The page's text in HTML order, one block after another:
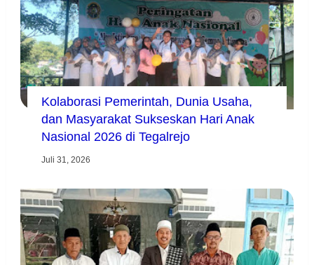
Kolaborasi Pemerintah, Dunia Usaha,
dan Masyarakat Sukseskan Hari Anak
Nasional 2026 di Tegalrejo
Juli 31, 2026